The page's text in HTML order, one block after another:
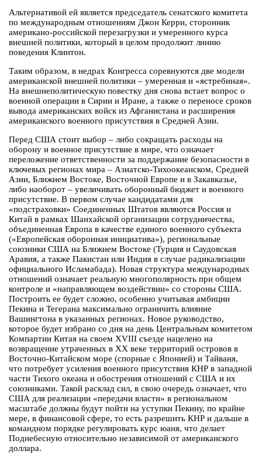
Альтернативой ей является председатель сенатского комитета
по международным отношениям Джон Керри, сторонник
американо-российской перезагрузки и умеренного курса
внешней политики, который в целом продолжит линию
поведения Клинтон.
Таким образом, в недрах Конгресса соревнуются две модели
американской внешней политики – умеренная и «ястребиная».
На внешнеполитическую повестку дня снова встает вопрос о
военной операции в Сирии и Иране, а также о переносе сроков
вывода американских войск из Афганистана и расширения
американского военного присутствия в Средней Азии.
Перед США стоит выбор – либо сокращать расходы на
оборону и военное присутствие в мире, что означает
переложение ответственности за поддержание безопасности в
ключевых регионах мира – Азиатско-Тихоокеанском, Средней
Азии, Ближнем Востоке, Восточной Европе и в Закавказье,
либо наоборот – увеличивать оборонный бюджет и военного
присутствие. В первом случае кандидатами для
«подстраховки» Соединенных Штатов являются Россия и
Китай в рамках Шанхайской организации сотрудничества,
объединенная Европа в качестве единого военного субъекта
(«Европейская оборонная инициатива»), региональные
союзники США на Ближнем Востоке (Турция и Саудовская
Аравия, а также Пакистан или Индия в случае радикализации
официального Исламабада). Новая структура международных
отношений означает реальную многополярность при общем
контроле и «направляющем воздействии» со стороны США.
Построить ее будет сложно, особенно учитывая амбиции
Пекина и Тегерана максимально ограничить влияние
Вашингтона в указанных регионах. Новое руководство,
которое будет избрано со дня на день Центральным комитетом
Компартии Китая на своем XVIII съезде нацелено на
возвращение утраченных в XX веке территорий островов в
Восточно-Китайском море (спорные с Японией) и Тайваня,
что потребует усиления военного присутствия КНР в западной
части Тихого океана и обострения отношений с США и их
союзниками. Такой расклад сил, в свою очередь означает, что
США для реализации «передачи власти» в региональном
масштабе должны будут пойти на уступки Пекину, по крайне
мере, в финансовой сфере, то есть разрешить КНР и дальше в
командном порядке регулировать курс юаня, что делает
Поднебесную относительно независимой от американского
доллара.